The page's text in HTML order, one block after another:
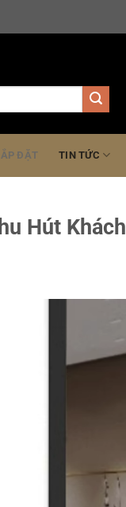
ĐẶT TIN TỨC
Hút Khách